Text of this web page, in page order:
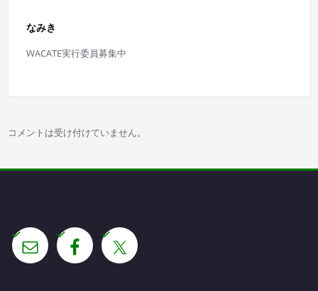
ー
シ
なみき
WACATE実行委員募集中
コメントは受け付けていません。